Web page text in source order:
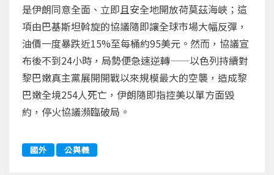
是伊朗同意全面、立即且安全地開放荷莫茲海峽；這
項由巴基斯坦斡旋的協議隨即讓全球市場大幅反彈，
油價一度暴跌近15%至每桶約95美元。然而，協議宣
布後不到24小時，局勢便急速逆轉——以色列持續對
黎巴嫩真主黨展開開戰以來規模最大的空襲，造成黎
巴嫩全境254人死亡，伊朗隨即指控美以單方面毀
約，停火協議瀕臨破局。
國外 公與義